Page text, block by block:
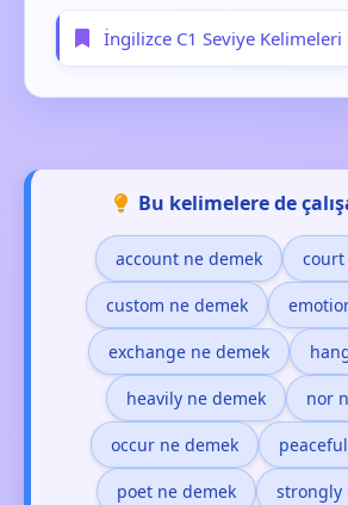
İngilizce C1 Seviye Kelimeleri
Bu kelimelere de
account ne demek court
custom ne demek
exchange ne demek
heavily ne demek nor
occur ne demek
poet ne demek strongly